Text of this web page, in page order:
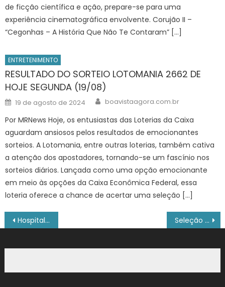
de ficção científica e ação, prepare-se para uma
experiência cinematográfica envolvente. Corujão II –
“Cegonhas – A História Que Não Te Contaram” […]
ENTRETENIMENTO
RESULTADO DO SORTEIO LOTOMANIA 2662 DE
HOJE SEGUNDA (19/08)
Posted
on
19 de agosto de 2024 Author
boavistaagora.com.br
Por MRNews Hoje, os entusiastas das Loterias da Caixa
aguardam ansiosos pelos resultados de emocionantes
sorteios. A Lotomania, entre outras loterias, também cativa
a atenção dos apostadores, tornando-se um fascínio nos
sorteios diários. Lançada como uma opção emocionante
em meio às opções da Caixa Econômica Federal, essa
loteria oferece a chance de acertar uma seleção […]
Navegação
de
Post
Hospital Santa Isabel realiza programação especial durante Semana da Enfermagem Seleção cursos técnicos 2026/2: resultado preliminar dos pedidos de isenção da taxa de inscrição – IFSP